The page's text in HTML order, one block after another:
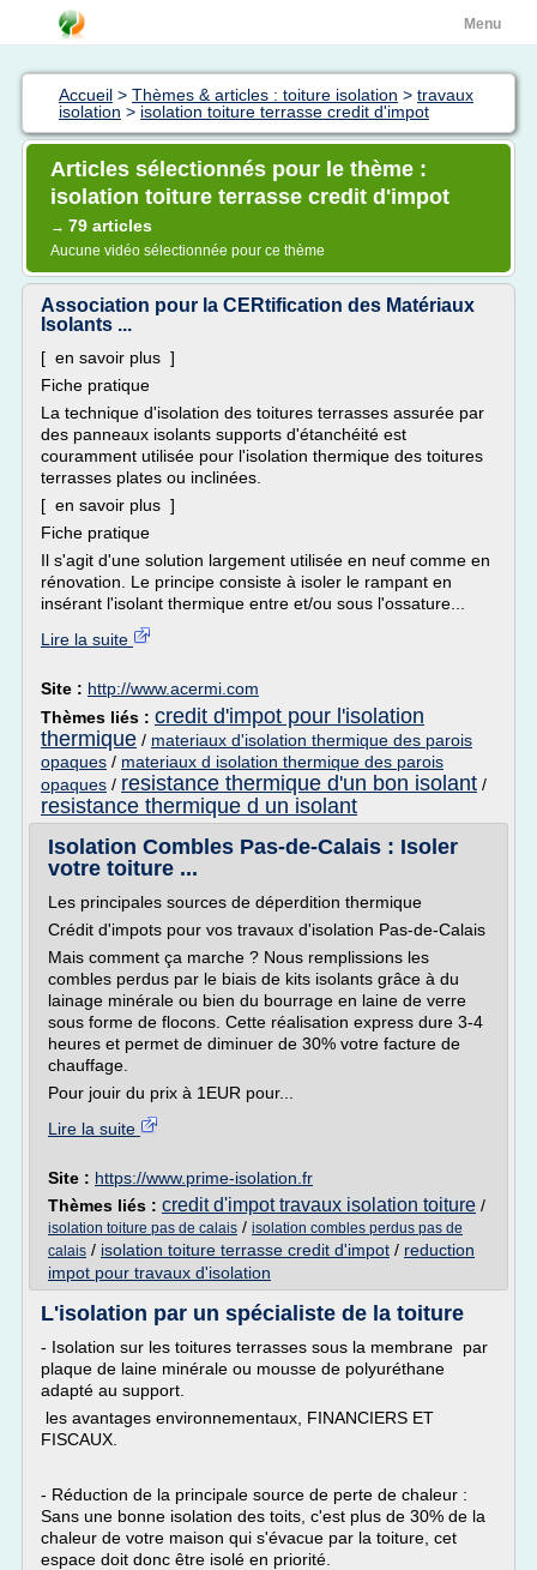
Menu
Accueil > Thèmes & articles : toiture isolation > travaux
isolation > isolation toiture terrasse credit d'impot
Articles sélectionnés pour le thème :
isolation toiture terrasse credit d'impot
→ 79 articles
Aucune vidéo sélectionnée pour ce thème
Association pour la CERtification des Matériaux
Isolants ...
[ en savoir plus ]
Fiche pratique
La technique d'isolation des toitures terrasses assurée par
des panneaux isolants supports d'étanchéité est
couramment utilisée pour l'isolation thermique des toitures
terrasses plates ou inclinées.
[ en savoir plus ]
Fiche pratique
Il s'agit d'une solution largement utilisée en neuf comme en
rénovation. Le principe consiste à isoler le rampant en
insérant l'isolant thermique entre et/ou sous l'ossature...
Lire la suite
Site : http://www.acermi.com
Thèmes liés : credit d'impot pour l'isolation
thermique / materiaux d'isolation thermique des parois
opaques / materiaux d isolation thermique des parois
opaques / resistance thermique d'un bon isolant /
resistance thermique d un isolant
Isolation Combles Pas-de-Calais : Isoler
votre toiture ...
Les principales sources de déperdition thermique
Crédit d'impots pour vos travaux d'isolation Pas-de-Calais
Mais comment ça marche ? Nous remplissions les
combles perdus par le biais de kits isolants grâce à du
lainage minérale ou bien du bourrage en laine de verre
sous forme de flocons. Cette réalisation express dure 3-4
heures et permet de diminuer de 30% votre facture de
chauffage.
Pour jouir du prix à 1EUR pour...
Lire la suite
Site : https://www.prime-isolation.fr
Thèmes liés : credit d'impot travaux isolation toiture /
isolation toiture pas de calais / isolation combles perdus pas de
calais / isolation toiture terrasse credit d'impot / reduction
impot pour travaux d'isolation
L'isolation par un spécialiste de la toiture
- Isolation sur les toitures terrasses sous la membrane par
plaque de laine minérale ou mousse de polyuréthane
adapté au support.
les avantages environnementaux, FINANCIERS ET
FISCAUX.
- Réduction de la principale source de perte de chaleur :
Sans une bonne isolation des toits, c'est plus de 30% de la
chaleur de votre maison qui s'évacue par la toiture, cet
espace doit donc être isolé en priorité.